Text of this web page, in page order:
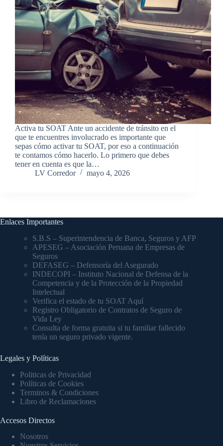
Activa tu SOAT Ante un accidente de tránsito en el
que te encuentres involucrado es importante que
sepas cómo activar tu SOAT, por eso a continuación
te contamos cómo hacerlo. Lo primero que debes
tener en cuenta es que la…
LV Corredor
mayo 4, 2026
Enlaces Importantes
S.B.S – Superintendencia de Banca, Seguros y AFP
APESEG – Asociación Peruana de Empresas de
Seguros
DEFASEG – Defensoría del Asegurado
INDECOPI – Instituto Nacional de Defensa de la
Competencia y de la Protección de la Propiedad
Intelectual
Verifica el estado de tu SOAT Aquí
Registro Obligatorio de Contratos de Seguro de
Vida Ley
Consulta de forma gratuita si tu familiar fallecido
tenía un seguro privado vigente.
Legales y Políticas
Politicas de Privacidad
Políticas de Cookies
Terminos & Condiciones
Libro de Reclamaciones
Accesos Directos
Nosotros